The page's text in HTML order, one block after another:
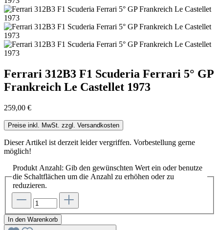
Ferrari 312B3 F1 Scuderia Ferrari 5° GP
Frankreich Le Castellet 1973
259,00 €
Preise inkl. MwSt. zzgl. Versandkosten
Dieser Artikel ist derzeit leider vergriffen. Vorbestellung gerne
möglich!
Produkt Anzahl: Gib den gewünschten Wert ein oder benutze
die Schaltflächen um die Anzahl zu erhöhen oder zu
reduzieren.
In den Warenkorb